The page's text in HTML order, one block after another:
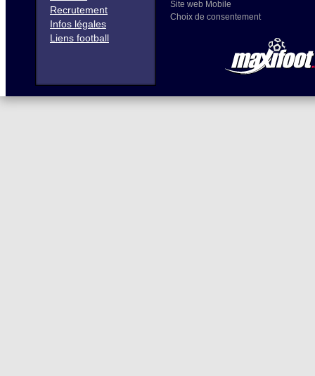
Recrutement
Infos légales
Liens football
Site web Mobile
Choix de consentement